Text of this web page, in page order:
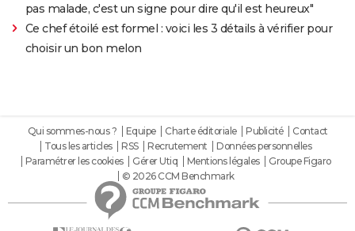
pas malade, c'est un signe pour dire qu'il est heureux"
Ce chef étoilé est formel : voici les 3 détails à vérifier pour
choisir un bon melon
Qui sommes-nous ? Equipe Charte éditoriale Publicité
Contact
Tous les articles
RSS Recrutement
Données personnelles
Paramétrer les cookies
Gérer Utiq Mentions légales
Groupe Figaro
© 2026 CCM Benchmark